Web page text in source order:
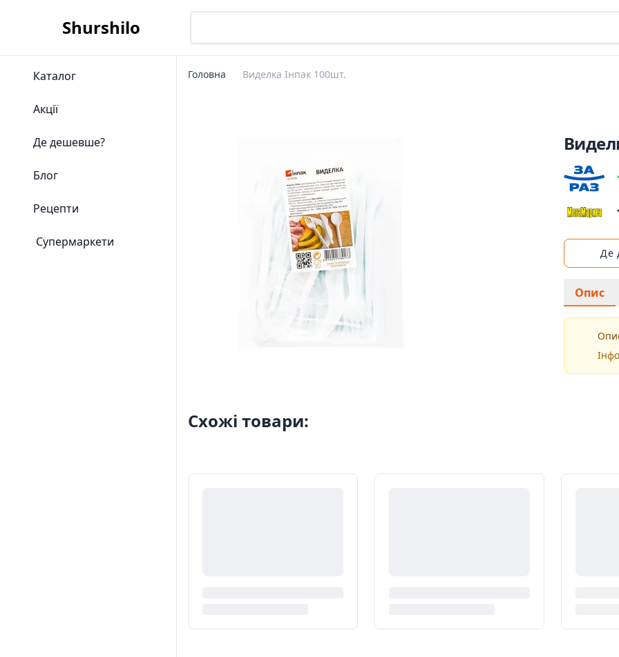
Shurshilo
Каталог
Акції
Де дешевше?
Блог
Рецепти
Супермаркети
Головна Виделка Інпак 100шт.
Де
Опис
Схожі товари: